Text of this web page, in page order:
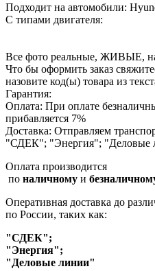
Подходит на автомобили:
С типами двигателя:
Все фото реальные, ЖИВЫЕ,
Что бы оформить заказ
назовите код(ы) товара из
Гарантия:
Оплата: При оплате
прибавляется 7%
Доставка: Отправляем
"СДЕК"; "Энергия"; "Деловые
Оплата производится
по наличному и
Оперативная доставка до
по России, таких как:
"СДЕК";
"Энергия";
"Деловые линии"